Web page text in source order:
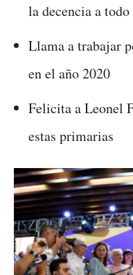
la decencia a
Llama a trabajar
en el año 2020
Felicita a Leonel
estas primarias